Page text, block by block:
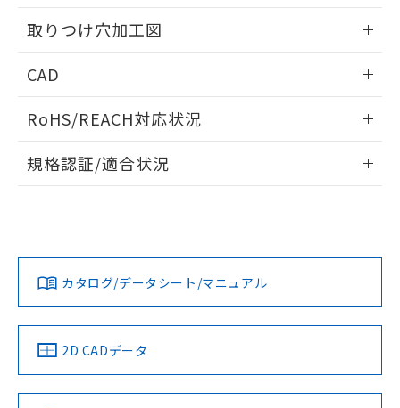
取りつけ穴加工図
CAD
ドすることができます。
ログイン/会員登録
ダウンロードデータをご利用いただく前に、以下を必ずお読
みください。
ソフトウェアの使用条件
RoHS/REACH対応状況
EU RoHS 注意事項・凡例
対応済み
中国 RoHS 注意事項・凡例
規格認証/適合状況
カタログ/データシート/マニュアル
2D CADデータ
の共同利用に関して"
用者の範囲」に記載されている法人を
EU RoHS指令（10物質）の非含有証明書
51物質の非含有証明書（当社基準）
※本証明書は発行日時点で非含有を証明す
物質の対応では、対応完了までの期間は出
荷製品に未対応品が混在することから備考
欄に対応日を記載しておりました。
既に当社にて対応品への在庫切替を完了